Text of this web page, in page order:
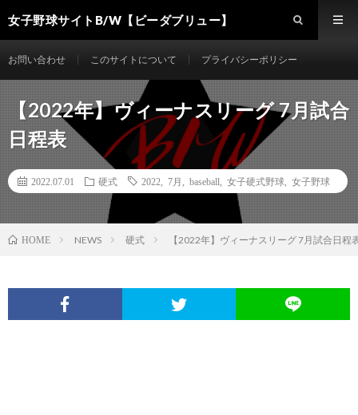
女子野球サイトB/W【ビーダブリュー】
お問い合わせ このサイトについて プライバシーポリシー
【2022年】ヴィーナスリーグ 7月試合
日程表
2022.07.01 硬式 2022 7月 baseball 女子硬式野球 女子野球
HOME NEWS 硬式 【2022年】ヴィーナスリーグ 7月試合日程